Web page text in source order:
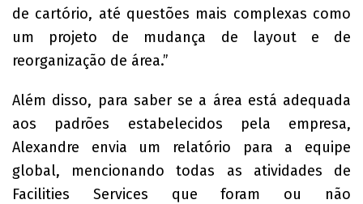
de cartório, até questões mais complexas como
um projeto de mudança de layout e de
reorganização de área.”
Além disso, para saber se a área está adequada
aos padrões estabelecidos pela empresa,
Alexandre envia um relatório para a equipe
global, mencionando todas as atividades de
Facilities Services que foram ou não